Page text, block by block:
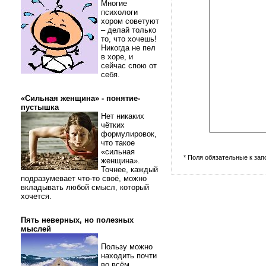
Многие
психологи
хором советуют
– делай только
то, что хочешь!
Никогда не пел
в хоре, и
сейчас спою от
себя.
«Сильная женщина» - понятие-
пустышка
Нет никаких
чётких
формулировок,
что такое
«сильная
женщина».
Точнее, каждый
подразумевает что-то своё, можно
вкладывать любой смысл, который
хочется.
Пять неверных, но полезных
мыслей
Пользу можно
находить почти
* Поля обязательные к